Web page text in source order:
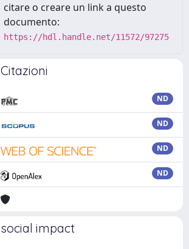
citare o creare un link a questo
documento:
https://hdl.handle.net/11572/97275
Citazioni
ND
ND
ND
ND
social impact